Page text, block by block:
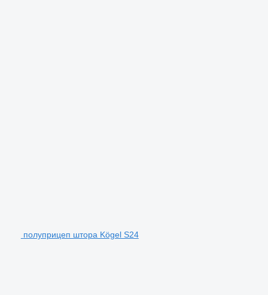
полуприцеп штора Kögel S24